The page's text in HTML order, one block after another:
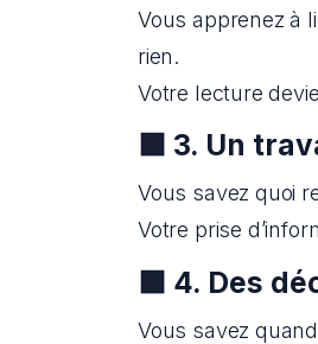
Vous apprenez à
rien.
Votre lecture
🟩 3. Un
Vous savez quoi
Votre prise
🟩 4. Des
Vous savez